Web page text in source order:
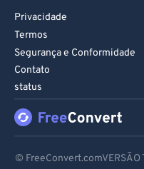
Privacidade
Termos
Segurança e Conformidade
Contato
status
©